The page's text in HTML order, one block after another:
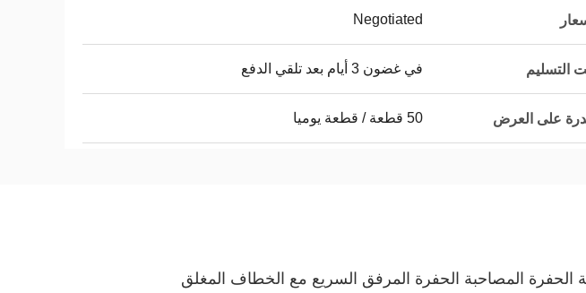
Negotiated
التسليم في غضون 3 أيام بعد تلقي الدفع
على العرض 50 قطعة / قطعة يوميا
الحفرة المصاحبة الحفرة المرفق السريع مع الخطاف المغلق